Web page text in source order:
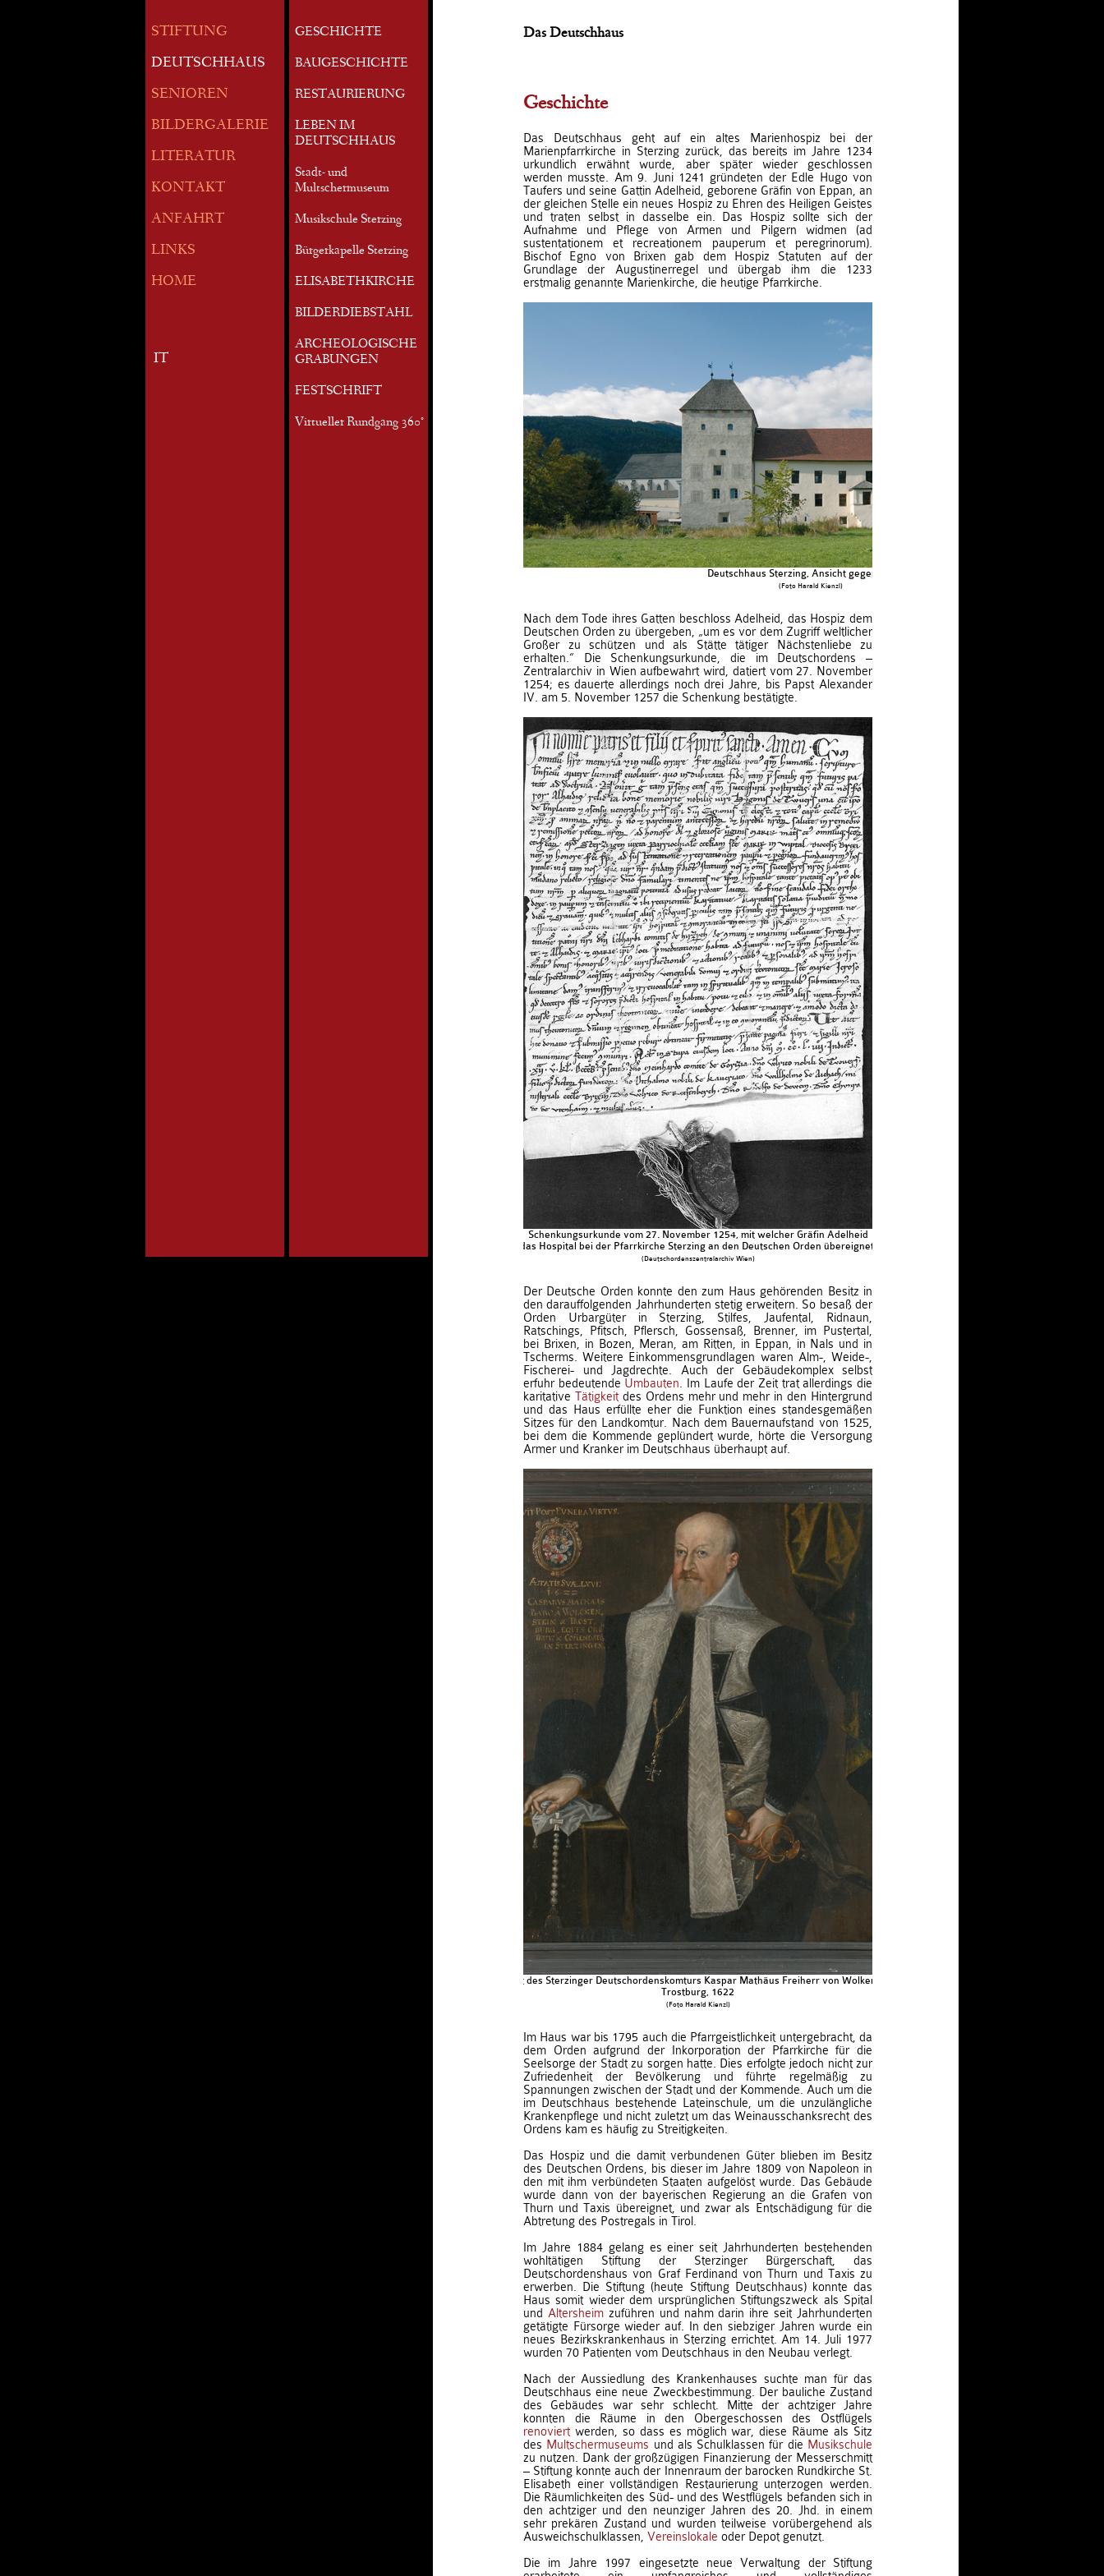
STIFTUNG
DEUTSCHHAUS
SENIOREN
BILDERGALERIE
LITERATUR
KONTAKT
ANFAHRT
LINKS
HOME
IT
GESCHICHTE
BAUGESCHICHTE
RESTAURIERUNG
LEBEN IM
DEUTSCHHAUS
Stadt- und
Multschermuseum
Musikschule Sterzing
Bürgerkapelle Sterzing
ELISABETHKIRCHE
BILDERDIEBSTAHL
ARCHEOLOGISCHE
GRABUNGEN
FESTSCHRIFT
Virtueller Rundgang 360°
Das Deutschhaus
Geschichte
Das Deutschhaus geht auf ein altes Marienhospiz bei der
Marienpfarrkirche in Sterzing zurück, das bereits im Jahre 1234
urkundlich erwähnt wurde, aber später wieder geschlossen
werden musste. Am 9. Juni 1241 gründeten der Edle Hugo von
Taufers und seine Gattin Adelheid, geborene Gräfin von Eppan, an
der gleichen Stelle ein neues Hospiz zu Ehren des Heiligen Geistes
und traten selbst in dasselbe ein. Das Hospiz sollte sich der
Aufnahme und Pflege von Armen und Pilgern widmen (ad
sustentationem et recreationem pauperum et peregrinorum).
Bischof Egno von Brixen gab dem Hospiz Statuten auf der
Grundlage der Augustinerregel und übergab ihm die 1233
erstmalig genannte Marienkirche, die heutige Pfarrkirche.
Deutschhaus Sterzing, Ansicht gegen Norden
(Foto Harald Kienzl)
Nach dem Tode ihres Gatten beschloss Adelheid, das Hospiz dem
Deutschen Orden zu übergeben, „um es vor dem Zugriff weltlicher
Großer zu schützen und als Stätte tätiger Nächstenliebe zu
erhalten.“ Die Schenkungsurkunde, die im Deutschordens –
Zentralarchiv in Wien aufbewahrt wird, datiert vom 27. November
1254; es dauerte allerdings noch drei Jahre, bis Papst Alexander
IV. am 5. November 1257 die Schenkung bestätigte.
Schenkungsurkunde vom 27. November 1254, mit welcher Gräfin Adelheid
das Hospital bei der Pfarrkirche Sterzing an den Deutschen Orden übereignet.
(Deutschordenszentralarchiv Wien)
Der Deutsche Orden konnte den zum Haus gehörenden Besitz in
den darauffolgenden Jahrhunderten stetig erweitern. So besaß der
Orden Urbargüter in Sterzing, Stilfes, Jaufental, Ridnaun,
Ratschings, Pfitsch, Pflersch, Gossensaß, Brenner, im Pustertal,
bei Brixen, in Bozen, Meran, am Ritten, in Eppan, in Nals und in
Tscherms. Weitere Einkommensgrundlagen waren Alm-, Weide-,
Fischerei- und Jagdrechte. Auch der Gebäudekomplex selbst
erfuhr bedeutende Umbauten. Im Laufe der Zeit trat allerdings die
karitative Tätigkeitdes Ordens mehr und mehr in den Hintergrund
und das Haus erfüllte eher die Funktion eines standesgemäßen
Sitzes für den Landkomtur. Nach dem Bauernaufstand von 1525,
bei dem die Kommende geplündert wurde, hörte die Versorgung
Armer und Kranker im Deutschhaus überhaupt auf.
Porträt des Sterzinger Deutschordenskomturs Kaspar Mathäus Freiherr von Wolkenstein -
Trostburg, 1622
(Foto Harald Kienzl)
Im Haus war bis 1795 auch die Pfarrgeistlichkeit untergebracht, da
dem Orden aufgrund der Inkorporation der Pfarrkirche für die
Seelsorge der Stadt zu sorgen hatte. Dies erfolgte jedoch nicht zur
Zufriedenheit der Bevölkerung und führte regelmäßig zu
Spannungen zwischen der Stadt und der Kommende. Auch um die
im Deutschhaus bestehende Lateinschule, um die unzulängliche
Krankenpflege und nicht zuletzt um das Weinausschanksrecht des
Ordens kam es häufig zu Streitigkeiten.
Das Hospiz und die damit verbundenen Güter blieben im Besitz
des Deutschen Ordens, bis dieser im Jahre 1809 von Napoleon in
den mit ihm verbündeten Staaten aufgelöst wurde. Das Gebäude
wurde dann von der bayerischen Regierung an die Grafen von
Thurn und Taxis übereignet, und zwar als Entschädigung für die
Abtretung des Postregals in Tirol.
Im Jahre 1884 gelang es einer seit Jahrhunderten bestehenden
wohltätigen Stiftung der Sterzinger Bürgerschaft, das
Deutschordenshaus von Graf Ferdinand von Thurn und Taxis zu
erwerben. Die Stiftung (heute Stiftung Deutschhaus) konnte das
Haus somit wieder dem ursprünglichen Stiftungszweck als Spital
und Altersheimzuführen und nahm darin ihre seit Jahrhunderten
getätigte Fürsorge wieder auf. In den siebziger Jahren wurde ein
neues Bezirkskrankenhaus in Sterzing errichtet. Am 14. Juli 1977
wurden 70 Patienten vom Deutschhaus in den Neubau verlegt.
Nach der Aussiedlung des Krankenhauses suchte man für das
Deutschhaus eine neue Zweckbestimmung. Der bauliche Zustand
des Gebäudes war sehr schlecht. Mitte der achtziger Jahre
konnten die Räume in den Obergeschossen des Ostflügels
renoviert werden, so dass es möglich war, diese Räume als Sitz
des Multschermuseums und als Schulklassen für die Musikschule
zu nutzen. Dank der großzügigen Finanzierung der Messerschmitt
– Stiftung konnte auch der Innenraum der barocken Rundkirche St.
Elisabeth einer vollständigen Restaurierung unterzogen werden.
Die Räumlichkeiten des Süd- und des Westflügels befanden sich in
den achtziger und den neunziger Jahren des 20. Jhd. in einem
sehr prekären Zustand und wurden teilweise vorübergehend als
Ausweichschulklassen, Vereinslokale oder Depot genutzt.
Die im Jahre 1997 eingesetzte neue Verwaltung der Stiftung